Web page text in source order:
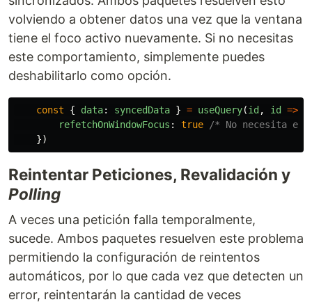
volviendo a obtener datos una vez que la ventana
tiene el foco activo nuevamente. Si no necesitas
este comportamiento, simplemente puedes
deshabilitarlo como opción.
const { data: syncedData } = useQuery(id , id =>
refetchOnWindowFocus : true
/* No necesita
})
Reintentar Peticiones, Revalidación y
Polling
A veces una petición falla temporalmente,
sucede. Ambos paquetes resuelven este problema
permitiendo la configuración de reintentos
automáticos, por lo que cada vez que detecten un
error, reintentarán la cantidad de veces